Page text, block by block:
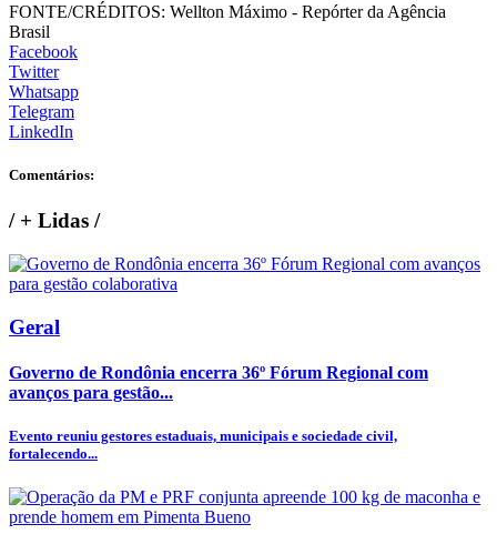
FONTE/CRÉDITOS: Wellton Máximo - Repórter da Agência
Brasil
Facebook
Twitter
Whatsapp
Telegram
LinkedIn
Comentários:
/+ Lidas /
Geral
Governo de Rondônia encerra 36º Fórum Regional com
avanços para gestão...
Evento reuniu gestores estaduais, municipais e sociedade civil,
fortalecendo...